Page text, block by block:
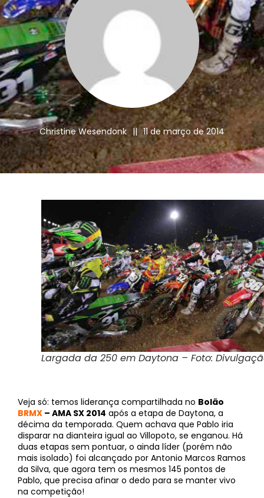
Christine Wesendonk || 11 de março de 2014
Largada da 250 em Daytona – Foto:
Veja só: temos liderança compartilhada no Bolão
BRMX – AMA SX 2014 após a etapa de Daytona, a
décima da temporada. Quem achava que Pablo iria
disparar na dianteira igual ao Villopoto, se enganou. Há
duas etapas sem pontuar, o ainda líder (porém não
mais isolado) foi alcançado por Antonio Marcos Ramos
da Silva, que agora tem os mesmos 145 pontos de
Pablo, que precisa afinar o dedo para se manter vivo
na competição!